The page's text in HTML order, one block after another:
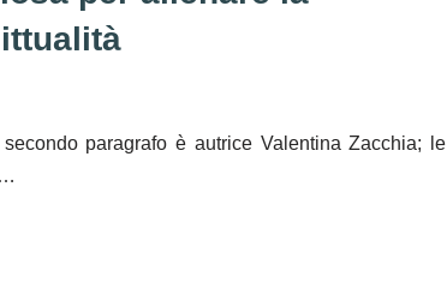
paragrafo è autrice Valentina Zacchia; le